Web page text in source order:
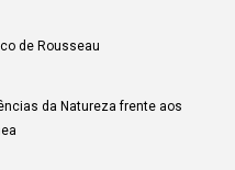
de Rousseau
da Natureza frente aos